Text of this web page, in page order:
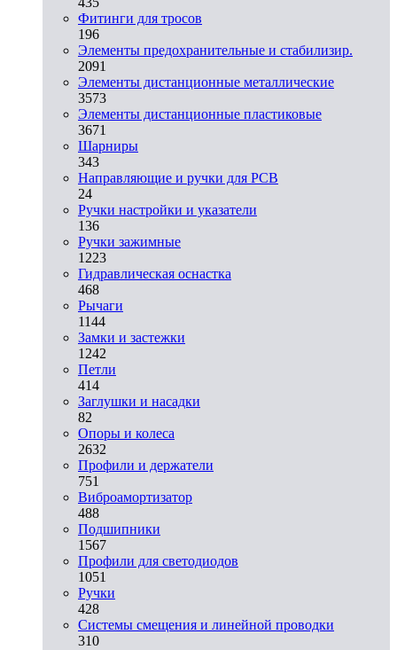
Фитинги для тросов
196
Элементы предохранительные и стабилизир.
2091
Элементы дистанционные металлические
3573
Элементы дистанционные пластиковые
3671
Шарниры
343
Направляющие и ручки для PCB
24
Ручки настройки и указатели
136
Ручки зажимные
1223
Гидравлическая оснастка
468
Рычаги
1144
Замки и застежки
1242
Петли
414
Заглушки и насадки
82
Опоры и колеса
2632
Профили и держатели
751
Виброамортизатор
488
Подшипники
1567
Профили для светодиодов
1051
Ручки
428
Системы смещения и линейной проводки
310